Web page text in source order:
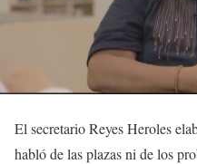
El secretario Reyes Heroles
habló de las plazas ni de los